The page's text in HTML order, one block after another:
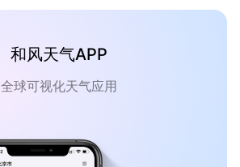
和风天气APP
全球可视化天气应用